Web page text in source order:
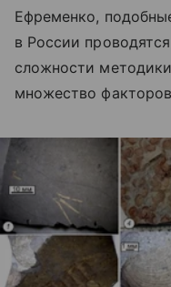
Ефременко,
в России
сложности
множество